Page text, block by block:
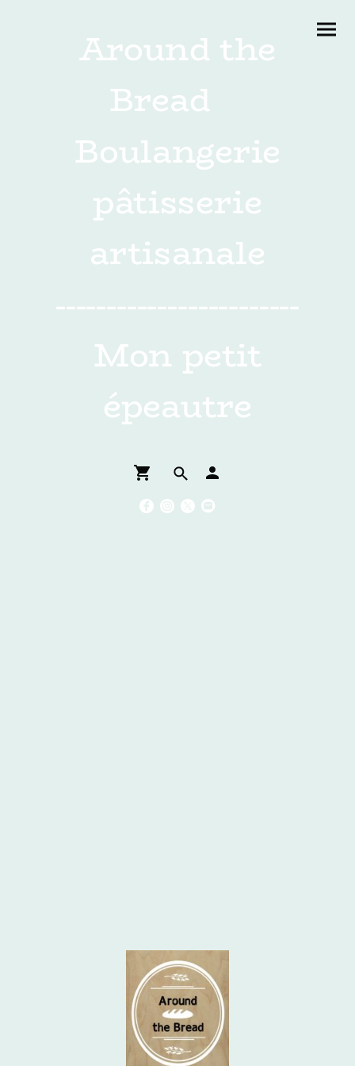
Around the
Bread
Boulangerie
pâtisserie
artisanale
------------------------
Mon petit
épeautre